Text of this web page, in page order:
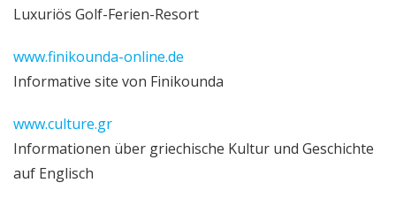
Luxuriös Golf-Ferien-Resort
www.finikounda-online.de
Informative site von Finikounda
www.culture.gr
Informationen über griechische Kultur und Geschichte
auf Englisch